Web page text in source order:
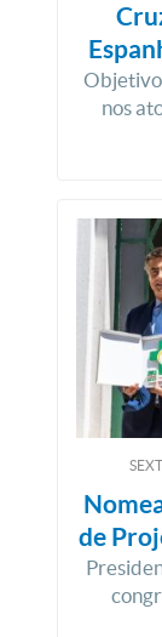
Objetivo
nos
de